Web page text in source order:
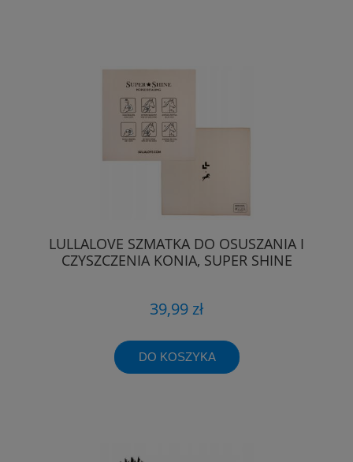
LULLALOVE SZMATKA DO OSUSZANIA I
CZYSZCZENIA KONIA, SUPER SHINE
39,99 zł
DO KOSZYKA